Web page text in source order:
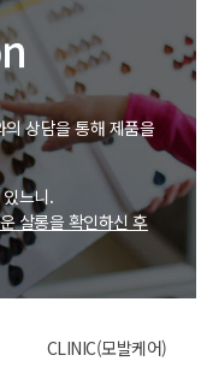
상담을 통해 제품을
느니.
살롱을 확인하신 후
CLINIC(모발케어)